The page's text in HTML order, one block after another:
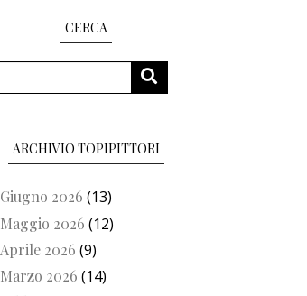
CERCA
CERCA
ARCHIVIO TOPIPITTORI
Giugno 2026 (13)
Maggio 2026 (12)
Aprile 2026 (9)
Marzo 2026 (14)